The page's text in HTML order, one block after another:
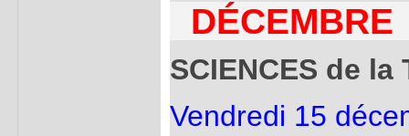
DÉCEMBRE
SCIENCES de la
Vendredi 15